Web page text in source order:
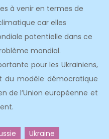
à venir en termes de
car elles
potentielle dans ce
mondial.
pour les Ukrainiens,
du modèle démocratique
de l’Union européenne et
Ukraine